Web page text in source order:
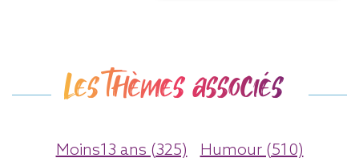
Les thèmes associés
Moins13 ans (325)
Humour (510)